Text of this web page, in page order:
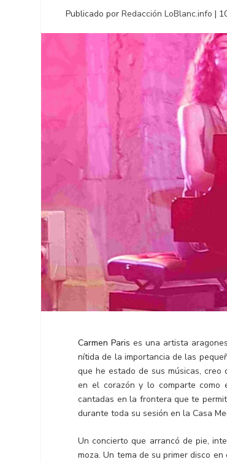
Publicado porRedacción LoBlanc.info |
Carmen Paris es una artista
nítida de la importancia de las
que he estado de sus músicas,
en el corazón y lo comparte como
cantadas en la frontera que te
durante toda su sesión en la Casa
Un concierto que arrancó de pie,
moza. Un tema de su primer disco